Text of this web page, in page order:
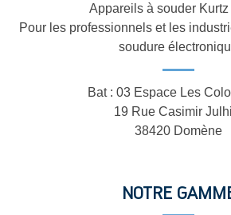
Appareils à souder
Pour les professionnels et les
soudure
Bat : 03 Espace Les
19 Rue Casimir
38420 Domène
NOTRE